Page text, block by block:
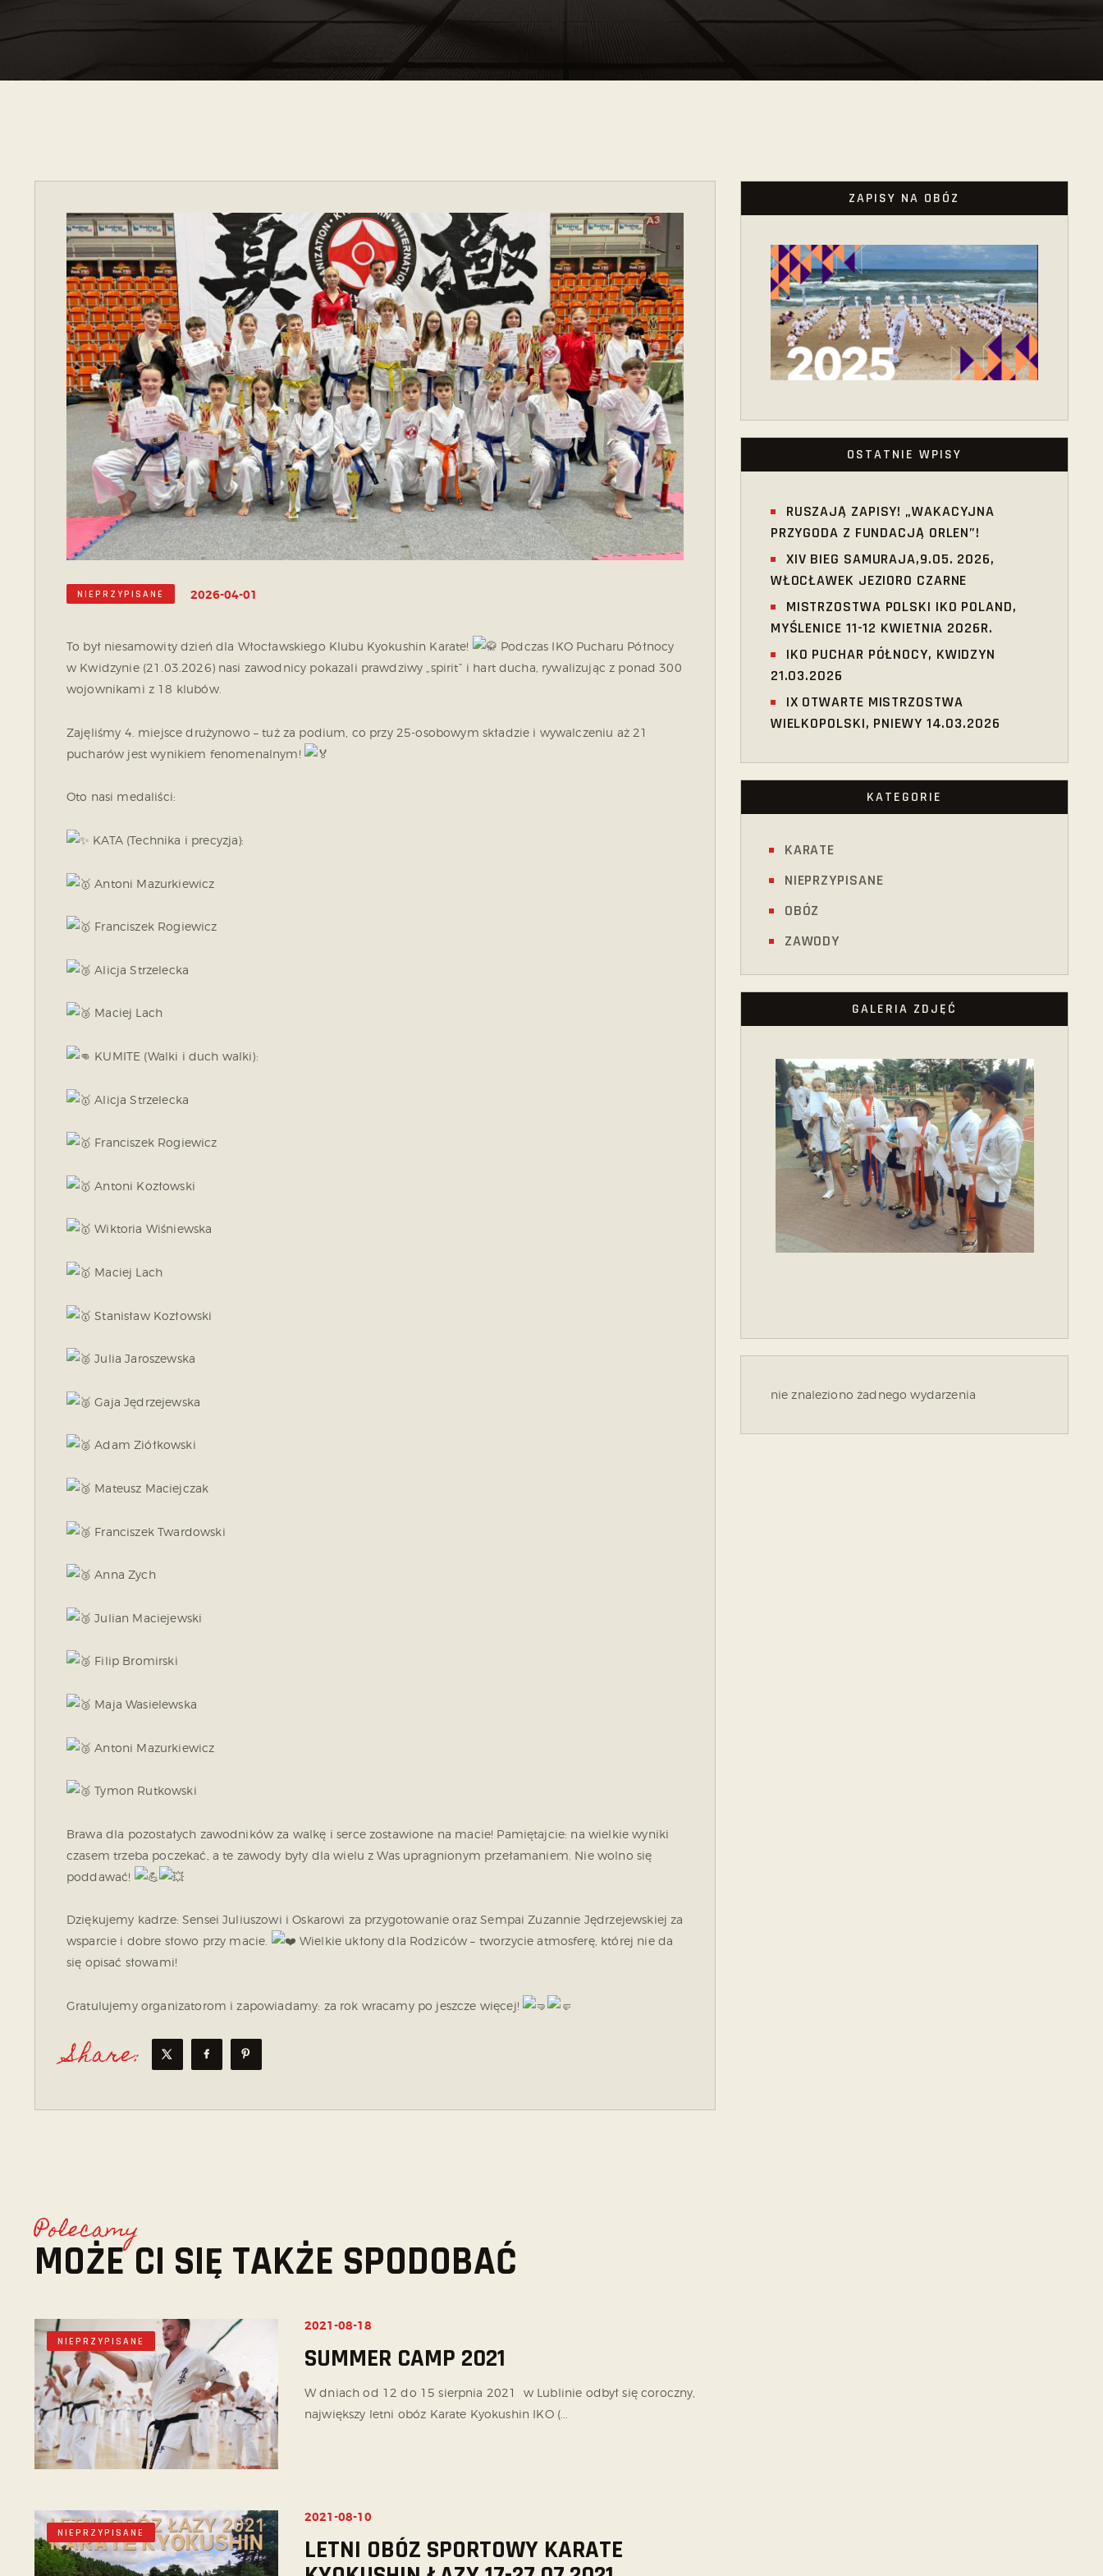
NIEPRZYPISANE 2026-04-01
To był niesamowity dzień dla Włocławskiego Klubu Kyokushin Karate!
Podczas IKO Pucharu Północy
w Kwidzynie (21.03.2026) nasi zawodnicy pokazali prawdziwy „spirit” i hart ducha, rywalizując z ponad 300
wojownikami z 18 klubów.
Zajęliśmy 4. miejsce drużynowo – tuż za podium, co przy 25-osobowym składzie i wywalczeniu aż 21
pucharów jest wynikiem fenomenalnym!
Oto nasi medaliści:
KATA (Technika i precyzja):
Antoni Mazurkiewicz
Franciszek Rogiewicz
Alicja Strzelecka
Maciej Lach
KUMITE (Walki i duch walki):
Alicja Strzelecka
Franciszek Rogiewicz
Antoni Kozłowski
Wiktoria Wiśniewska
Maciej Lach
Stanisław Kozłowski
Julia Jaroszewska
Gaja Jędrzejewska
Adam Ziółkowski
Mateusz Maciejczak
Franciszek Twardowski
Anna Zych
Julian Maciejewski
Filip Bromirski
Maja Wasielewska
Antoni Mazurkiewicz
Tymon Rutkowski
Brawa dla pozostałych zawodników za walkę i serce zostawione na macie! Pamiętajcie: na wielkie wyniki
czasem trzeba poczekać, a te zawody były dla wielu z Was upragnionym przełamaniem. Nie wolno się
poddawać!
Dziękujemy kadrze: Sensei Juliuszowi i Oskarowi za przygotowanie oraz Sempai Zuzannie Jędrzejewskiej za
wsparcie i dobre słowo przy macie.
Wielkie ukłony dla Rodziców – tworzycie atmosferę, której nie da
się opisać słowami!
Gratulujemy organizatorom i zapowiadamy: za rok wracamy po jeszcze więcej!
Share:
Polecamy
MOŻE CI SIĘ TAKŻE SPODOBAĆ
NIEPRZYPISANE
2021-08-18
SUMMER CAMP 2021
W dniach od 12 do 15 sierpnia 2021 w Lublinie odbył się coroczny,
największy letni obóz Karate Kyokushin IKO (...
NIEPRZYPISANE
2021-08-10
LETNI OBÓZ SPORTOWY KARATE
ZAPISY NA OBÓZ
OSTATNIE WPISY
RUSZAJĄ ZAPISY! „WAKACYJNA
PRZYGODA Z FUNDACJĄ ORLEN”!
XIV BIEG SAMURAJA,9.05. 2026,
WŁOCŁAWEK JEZIORO CZARNE
MISTRZOSTWA POLSKI IKO POLAND,
MYŚLENICE 11-12 KWIETNIA 2026R.
IKO PUCHAR PÓŁNOCY, KWIDZYN
21.03.2026
IX OTWARTE MISTRZOSTWA
WIELKOPOLSKI, PNIEWY 14.03.2026
KATEGORIE
KARATE
NIEPRZYPISANE
OBÓZ
ZAWODY
GALERIA ZDJĘĆ
nie znaleziono żadnego wydarzenia